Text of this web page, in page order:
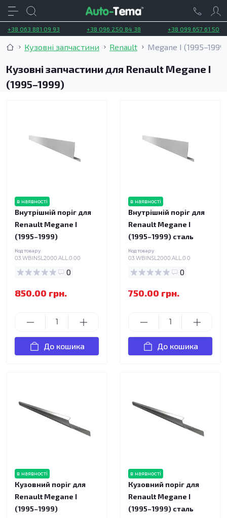
+38 063 881 09 93 +38 096 250 84 38 +38 099 657 61 50
Кузовні запчастини Renault Megane I (1995–1999)
Кузовні запчастини для Renault Megane I
(1995–1999)
в наявності
Внутрішній поріг для
Renault Megane I
(1995–1999)
Код товару:
03.WBINSL2000.ALL.0.00
0
850.00 грн.
До кошика
в наявності
Внутрішній поріг для
Renault Megane I
(1995–1999) сталь
Код товару:
03.WBINSL2000.ALL.0.0
0
750.00 грн.
До кошика
в наявності
Кузовний поріг для
Renault Megane I
(1995–1999)
в наявності
Кузовний поріг для
Renault Megane I
(1995–1999) сталь